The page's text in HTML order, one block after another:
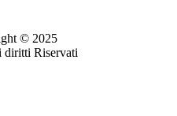
© 2025
diritti Riservati